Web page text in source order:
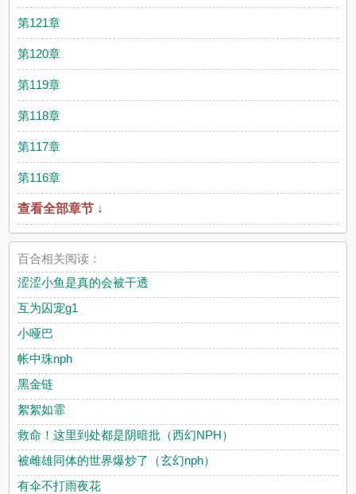
第121章
第120章
第119章
第118章
第117章
第116章
查看全部章节 ↓
百合相关阅读：
涩涩小鱼是真的会被干透
互为囚宠g1
小哑巴
帐中珠nph
黑金链
絮絮如霏
救命！这里到处都是阴暗批（西幻NPH）
被雌雄同体的世界爆炒了（玄幻nph）
有伞不打雨夜花